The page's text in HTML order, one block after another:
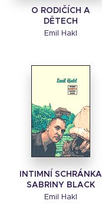
O RODIČÍCH A
DĚTECH
Emil Hakl
INTIMNÍ SCHRÁNKA
SABRINY BLACK
Emil Hakl